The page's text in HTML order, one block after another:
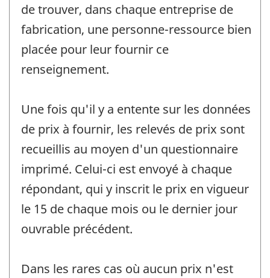
de trouver, dans chaque entreprise de
fabrication, une personne-ressource bien
placée pour leur fournir ce
renseignement.
Une fois qu'il y a entente sur les données
de prix à fournir, les relevés de prix sont
recueillis au moyen d'un questionnaire
imprimé. Celui-ci est envoyé à chaque
répondant, qui y inscrit le prix en vigueur
le 15 de chaque mois ou le dernier jour
ouvrable précédent.
Dans les rares cas où aucun prix n'est